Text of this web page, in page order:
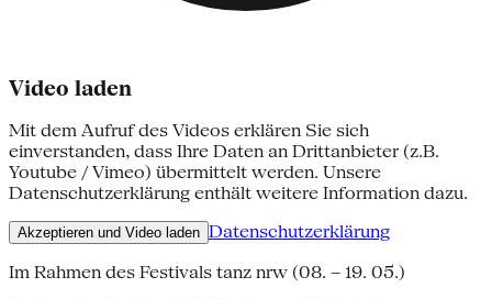
Video laden
Mit dem Aufruf des Videos erklären Sie sich
einverstanden, dass Ihre Daten an Drittanbieter (z.B.
Youtube / Vimeo) übermittelt werden. Unsere
Datenschutzerklärung enthält weitere Information dazu.
Akzeptieren und Video laden Datenschutzerklärung
Im Rahmen des Festivals tanz nrw (08. – 19. 05.)